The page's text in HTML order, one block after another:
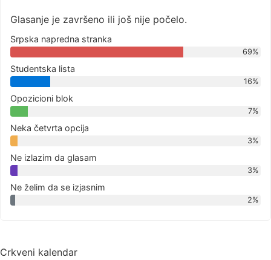
Glasanje je završeno ili još nije počelo.
Srpska napredna stranka
69%
Studentska lista
16%
Opozicioni blok
7%
Neka četvrta opcija
3%
Ne izlazim da glasam
3%
Ne želim da se izjasnim
2%
Crkveni kalendar